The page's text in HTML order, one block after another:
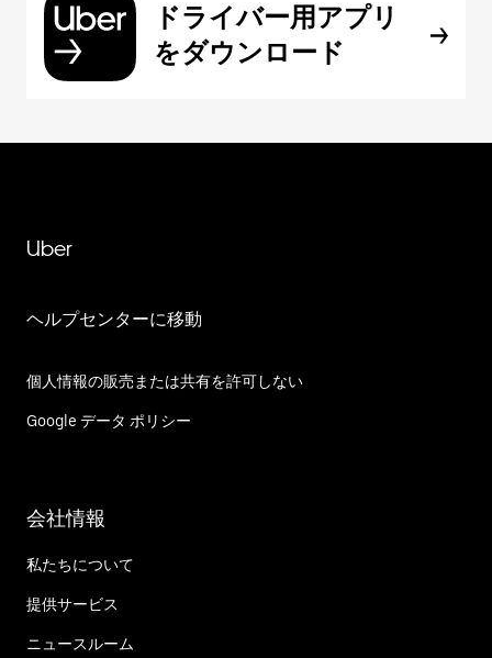
ドライバー用アプリ
をダウンロード
Uber
ヘルプセンターに移動
個人情報の販売または共有を許可しない
Google データ ポリシー
会社情報
私たちについて
提供サービス
ニュースルーム